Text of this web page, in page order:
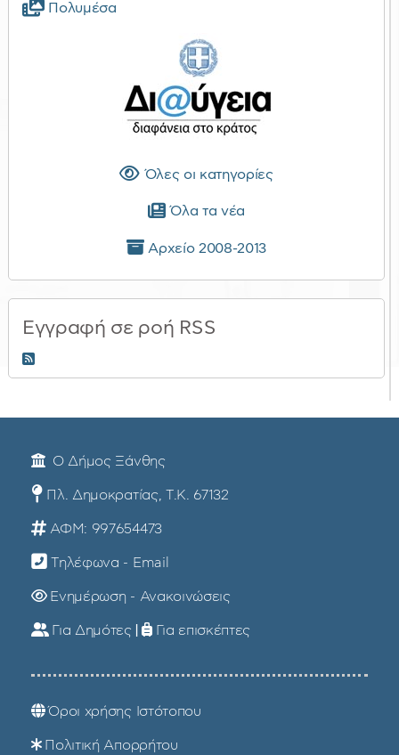
Πολυμέσα
Όλες οι κατηγορίες
Όλα τα νέα
Αρχείο 2008-2013
Εγγραφή σε ροή RSS
RSS 2.0
Ο Δήμος Ξάνθης
Πλ. Δημοκρατίας, Τ.Κ. 67132
ΑΦΜ: 997654473
Τηλέφωνα - Email
Ενημέρωση - Ανακοινώσεις
Για Δημότες | Για επισκέπτες
Όροι χρήσης Ιστότοπου
Πολιτική Απορρήτου